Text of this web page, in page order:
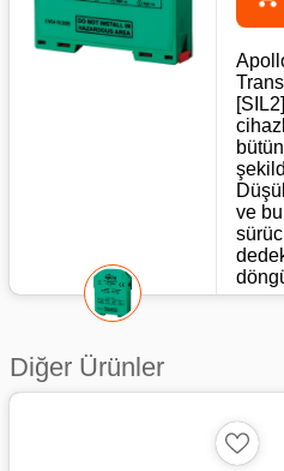
ve
Diğer Ürünler